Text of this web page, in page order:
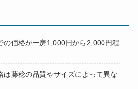
の価格が一房1,000円から2,000円程
は藤稔の品質やサイズによって異な